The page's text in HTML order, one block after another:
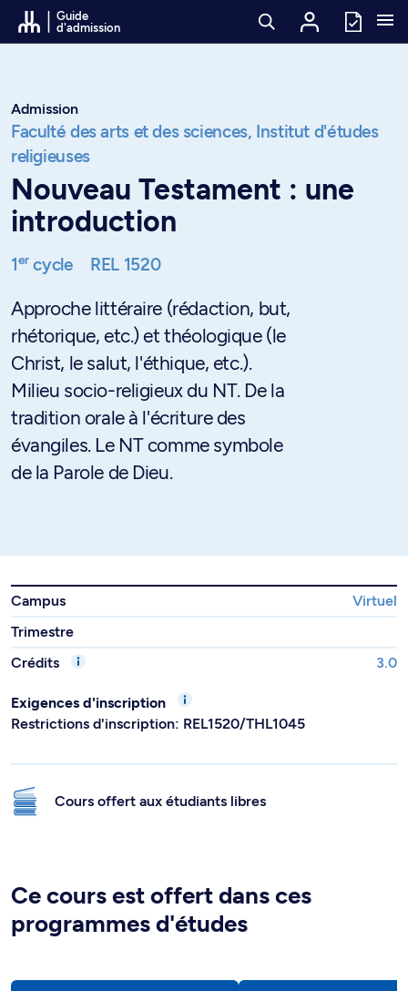
Passer au contenu
Guide
d'admission
Admission
Faculté des arts et des sciences, Institut d'études
religieuses
Nouveau Testament : une
introduction
1ercycle REL 1520
Approche littéraire (rédaction, but,
rhétorique, etc.) et théologique (le
Christ, le salut, l'éthique, etc.).
Milieu socio-religieux du NT. De la
tradition orale à l'écriture des
évangiles. Le NT comme symbole
de la Parole de Dieu.
Campus
Virtuel
Trimestre
Crédits
3.0
Exigences d'inscription
Restrictions d'inscription: REL1520/THL1045
Cours offert aux étudiants libres
Ce cours est offert dans ces
programmes d'études